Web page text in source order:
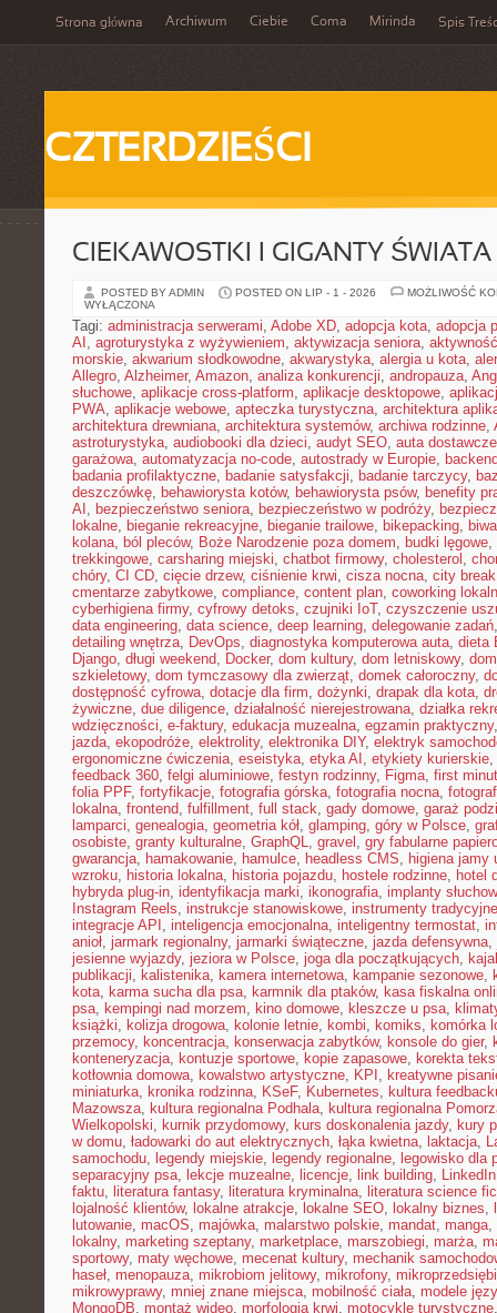
Strona główna Archiwum Ciebie Coma Mirinda Spis
CZTERDZIEŚCI
CIEKAWOSTKI I GIGANTY ŚWIATA
POSTED BY ADMIN POSTED ON LIP - 1 - 2026
MOŻLIWOŚĆ
WYŁĄCZONA
Tagi: administracja serwerami, Adobe XD, adopcja kota, adopcja
AI , agroturystyka z wyżywieniem, aktywizacja seniora,
morskie, akwarium słodkowodne, akwarystyka, alergia u kota,
Allegro, Alzheimer, Amazon, analiza konkurencji, andropauza,
słuchowe, aplikacje cross-platform, aplikacje desktopowe,
PWA, aplikacje webowe, apteczka turystyczna, architektura
architektura drewniana, architektura systemów, archiwa rodzinne,
astroturystyka, audiobooki dla dzieci, audyt SEO, auta dostawcze
garażowa, automatyzacja no-code, autostrady w Europie,
badania profilaktyczne, badanie satysfakcji, badanie tarczycy,
deszczówkę, behawiorysta kotów, behawiorysta psów, benefity
AI , bezpieczeństwo seniora, bezpieczeństwo w podróży,
lokalne, bieganie rekreacyjne, bieganie trailowe, bikepacking,
kolana, ból pleców, Boże Narodzenie poza domem, budki lęgowe,
trekkingowe, carsharing miejski, chatbot firmowy, cholesterol ,
chóry, CI CD, cięcie drzew, ciśnienie krwi, cisza nocna, city
cmentarze zabytkowe, compliance, content plan, coworking
cyberhigiena firmy, cyfrowy detoks, czujniki IoT, czyszczenie
data engineering, data science, deep learning, delegowanie zadań
detailing wnętrza, DevOps, diagnostyka komputerowa auta, dieta
Django, długi weekend, Docker, dom kultury, dom letniskowy,
szkieletowy, dom tymczasowy dla zwierząt, domek całoroczny,
dostępność cyfrowa, dotacje dla firm, dożynki, drapak dla kota,
żywiczne, due diligence, działalność nierejestrowana, działka
wdzięczności, e-faktury, edukacja muzealna, egzamin praktyczny
jazda, ekopodróże, elektrolity, elektronika DIY, elektryk
ergonomiczne ćwiczenia, eseistyka, etyka AI , etykiety kurierskie,
feedback 360, felgi aluminiowe, festyn rodzinny, Figma, first
folia PPF, fortyfikacje, fotografia górska, fotografia nocna,
lokalna, frontend, fulfillment, full stack, gady domowe, garaż
lamparci, genealogia, geometria kół, glamping, góry w Polsce,
osobiste, granty kulturalne, GraphQL, gravel , gry fabularne
gwarancja, hamakowanie, hamulce, headless CMS, higiena jamy
wzroku, historia lokalna, historia pojazdu, hostele rodzinne, hotel
hybryda plug-in, identyfikacja marki, ikonografia, implanty
Instagram Reels, instrukcje stanowiskowe, instrumenty tradycyjne
integracje API , inteligencja emocjonalna, inteligentny termostat,
anioł, jarmark regionalny, jarmarki świąteczne, jazda defensywna,
jesienne wyjazdy, jeziora w Polsce, joga dla początkujących,
publikacji, kalistenika, kamera internetowa, kampanie sezonowe,
kota, karma sucha dla psa, karmnik dla ptaków, kasa fiskalna
psa, kempingi nad morzem, kino domowe, kleszcze u psa,
książki, kolizja drogowa, kolonie letnie, kombi, komiks, komórka
przemocy, koncentracja, konserwacja zabytków, konsole do gier,
konteneryzacja, kontuzje sportowe, kopie zapasowe, korekta
kotłownia domowa, kowalstwo artystyczne, KPI , kreatywne
miniaturka, kronika rodzinna, KSeF, Kubernetes, kultura
Mazowsza, kultura regionalna Podhala, kultura regionalna
Wielkopolski, kurnik przydomowy, kurs doskonalenia jazdy, kury
w domu, ładowarki do aut elektrycznych, łąka kwietna, laktacja,
samochodu, legendy miejskie, legendy regionalne, legowisko dla
separacyjny psa, lekcje muzealne, licencje, link building,
faktu, literatura fantasy, literatura kryminalna, literatura science
lojalność klientów, lokalne atrakcje, lokalne SEO, lokalny biznes,
lutowanie, macOS, majówka, malarstwo polskie, mandat, manga,
lokalny, marketing szeptany, marketplace, marszobiegi, marża,
sportowy, maty węchowe, mecenat kultury, mechanik
haseł, menopauza, mikrobiom jelitowy, mikrofony,
mikrowyprawy, mniej znane miejsca, mobilność ciała, modele
MongoDB, montaż wideo, morfologia krwi, motocykle turystyczne